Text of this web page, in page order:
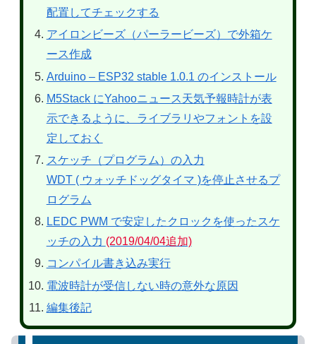
配置してチェックする
アイロンビーズ（パーラービーズ）で外箱ケ
ース作成
Arduino – ESP32 stable 1.0.1 のインストール
M5Stack にYahooニュース天気予報時計が表
示できるように、ライブラリやフォントを設
定しておく
スケッチ（プログラム）の入力
WDT ( ウォッチドッグタイマ )を停止させるプ
ログラム
LEDC PWM で安定したクロックを使ったスケ
ッチの入力 (2019/04/04追加)
コンパイル書き込み実行
電波時計が受信しない時の意外な原因
編集後記